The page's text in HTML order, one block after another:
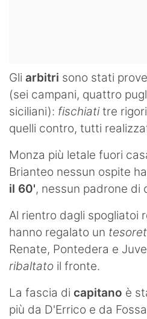
Gli arbitri sono stati
(sei campani, quattro
siciliani): fischiatitre
quelli contro, tutti
Monza più letale fuori
Brianteo nessun ospite
il 60', nessun padrone di
Al rientro dagli spogliatoi
hanno regalato un
Renate, Pontedera e
ribaltato il fronte.
La fascia di capitano è
più da D'Errico e da